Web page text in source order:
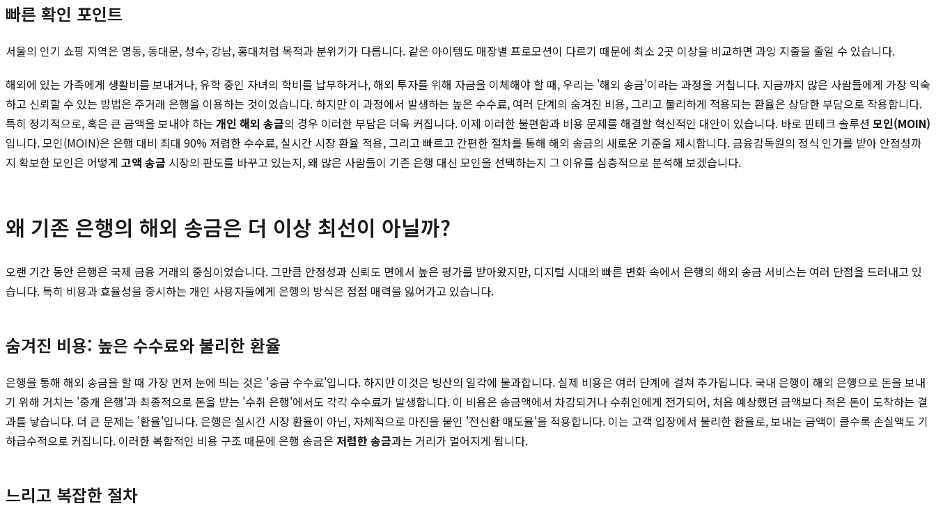
빠른 확인 포인트
서울의 인기 쇼핑 지역은 명동, 동대문, 성수, 강남, 홍대처럼 목적과 분위기가 다릅니다. 같은 아이템도 매장별 프로모션이 다르기 때문에 최소 2곳 이상을 비교하면 과잉 지출을 줄일 수 있습니다.
해외에 있는 가족에게 생활비를 보내거나, 유학 중인 자녀의 학비를 납부하거나, 해외 투자를 위해 자금을 이체해야 할 때, 우리는 '해외 송금'이라는 과정을 거칩니다. 지금까지 많은 사람들에게 가장 익숙
하고 신뢰할 수 있는 방법은 주거래 은행을 이용하는 것이었습니다. 하지만 이 과정에서 발생하는 높은 수수료, 여러 단계의 숨겨진 비용, 그리고 불리하게 적용되는 환율은 상당한 부담으로 작용합니다.
특히 정기적으로, 혹은 큰 금액을 보내야 하는 개인 해외 송금의 경우 이러한 부담은 더욱 커집니다. 이제 이러한 불편함과 비용 문제를 해결할 혁신적인 대안이 있습니다. 바로 핀테크 솔루션 모인(MOIN)
입니다. 모인(MOIN)은 은행 대비 최대 90% 저렴한 수수료, 실시간 시장 환율 적용, 그리고 빠르고 간편한 절차를 통해 해외 송금의 새로운 기준을 제시합니다. 금융감독원의 정식 인가를 받아 안정성까
지 확보한 모인은 어떻게 고액 송금 시장의 판도를 바꾸고 있는지, 왜 많은 사람들이 기존 은행 대신 모인을 선택하는지 그 이유를 심층적으로 분석해 보겠습니다.
왜 기존 은행의 해외 송금은 더 이상 최선이 아닐까?
오랜 기간 동안 은행은 국제 금융 거래의 중심이었습니다. 그만큼 안정성과 신뢰도 면에서 높은 평가를 받아왔지만, 디지털 시대의 빠른 변화 속에서 은행의 해외 송금 서비스는 여러 단점을 드러내고 있
습니다. 특히 비용과 효율성을 중시하는 개인 사용자들에게 은행의 방식은 점점 매력을 잃어가고 있습니다.
숨겨진 비용: 높은 수수료와 불리한 환율
은행을 통해 해외 송금을 할 때 가장 먼저 눈에 띄는 것은 '송금 수수료'입니다. 하지만 이것은 빙산의 일각에 불과합니다. 실제 비용은 여러 단계에 걸쳐 추가됩니다. 국내 은행이 해외 은행으로 돈을 보내
기 위해 거치는 '중개 은행'과 최종적으로 돈을 받는 '수취 은행'에서도 각각 수수료가 발생합니다. 이 비용은 송금액에서 차감되거나 수취인에게 전가되어, 처음 예상했던 금액보다 적은 돈이 도착하는 결
과를 낳습니다. 더 큰 문제는 '환율'입니다. 은행은 실시간 시장 환율이 아닌, 자체적으로 마진을 붙인 '전신환 매도율'을 적용합니다. 이는 고객 입장에서 불리한 환율로, 보내는 금액이 클수록 손실액도 기
하급수적으로 커집니다. 이러한 복합적인 비용 구조 때문에 은행 송금은 저렴한 송금과는 거리가 멀어지게 됩니다.
느리고 복잡한 절차